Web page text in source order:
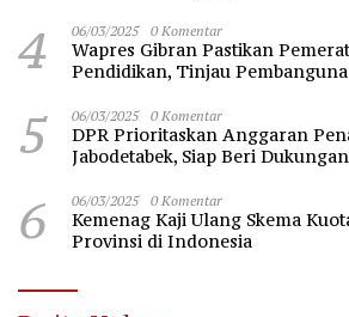
4 06/03/2025 0 Komentar
Wapres Gibran Pastikan
Pendidikan, Tinjau
5 06/03/2025 0 Komentar
DPR Prioritaskan Anggaran
Jabodetabek, Siap Beri
6 06/03/2025 0 Komentar
Kemenag Kaji Ulang Skema
Provinsi di Indonesia